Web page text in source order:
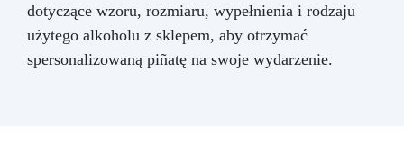
dotyczące wzoru, rozmiaru, wypełnienia i rodzaju
użytego alkoholu z sklepem, aby otrzymać
spersonalizowaną piñatę na swoje wydarzenie.